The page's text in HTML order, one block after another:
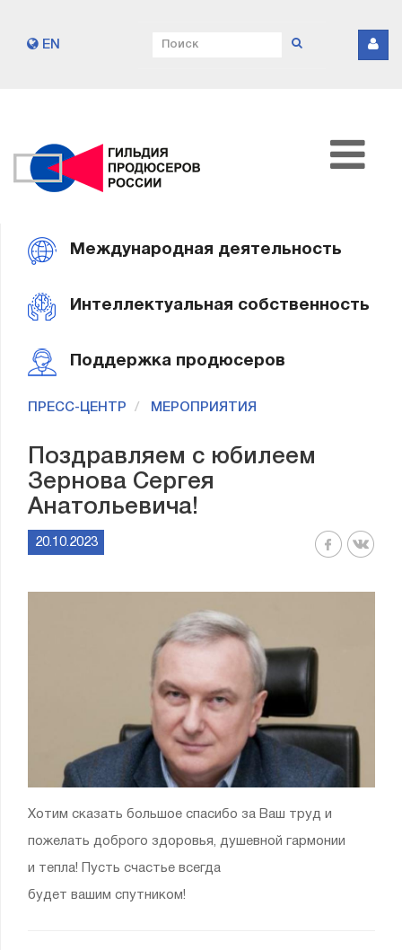
EN
Международная деятельность
Интеллектуальная собственность
Поддержка продюсеров
ПРЕСС-ЦЕНТР МЕРОПРИЯТИЯ
Поздравляем с юбилеем
Зернова Сергея
Анатольевича!
20.10.2023
Хотим сказать большое спасибо за Ваш труд и
пожелать доброго здоровья, душевной гармонии
и тепла! Пусть счастье всегда
будет вашим спутником!